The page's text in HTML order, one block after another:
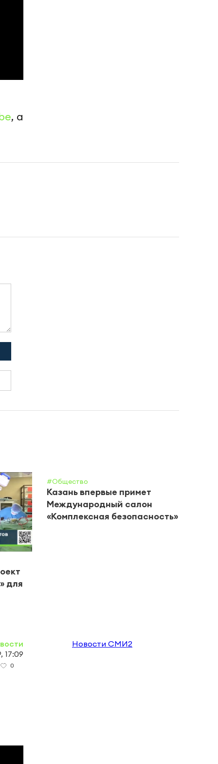
, а
для
#Общество
Казань впервые примет
Международный салон
«Комплексная безопасность»
17:09
0
Новости СМИ2